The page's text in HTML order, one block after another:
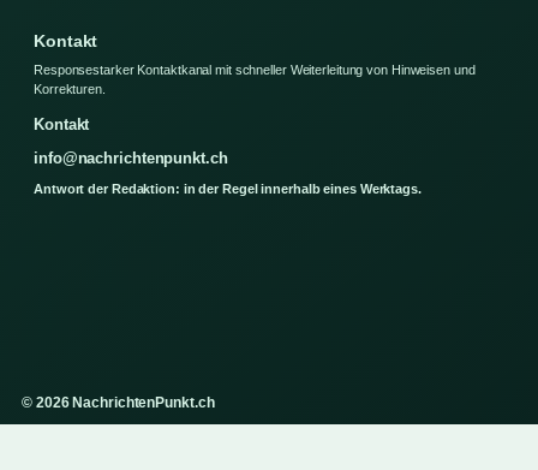
Kontakt
Responsestarker Kontaktkanal mit schneller Weiterleitung von Hinweisen und
Korrekturen.
Kontakt
info@nachrichtenpunkt.ch
Antwort der Redaktion: in der Regel innerhalb eines Werktags.
© 2026 NachrichtenPunkt.ch